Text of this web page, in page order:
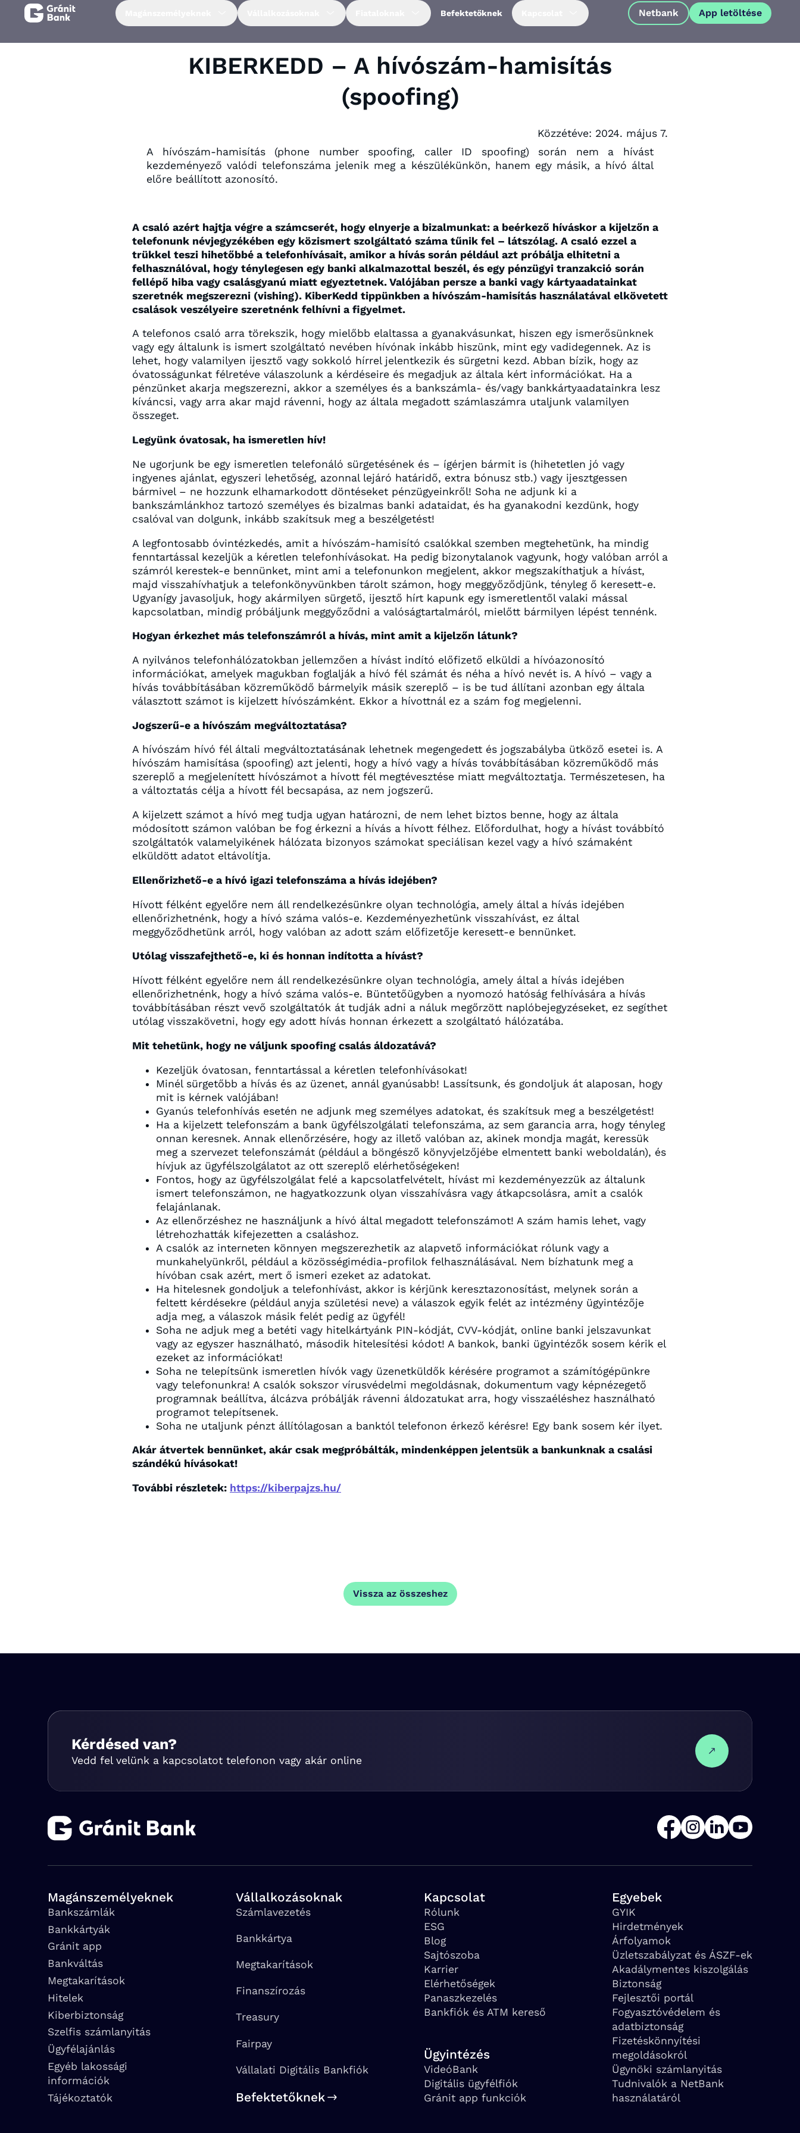
Befektetőknek Netbank App letöltése
Netbank App letöltése
KIBERKEDD – A hívószám-hamisítás
(spoofing)
Közzétéve: 2024. május 7.
A hívószám-hamisítás (phone number spoofing, caller ID spoofing) során nem a hívást
kezdeményező valódi telefonszáma jelenik meg a készülékünkön, hanem egy másik, a hívó által
előre beállított azonosító.
A csaló azért hajtja végre a számcserét, hogy elnyerje a bizalmunkat: a beérkező híváskor a kijelzőn a
telefonunk névjegyzékében egy közismert szolgáltató száma tűnik fel – látszólag. A csaló ezzel a
trükkel teszi hihetőbbé a telefonhívásait, amikor a hívás során például azt próbálja elhitetni a
felhasználóval, hogy ténylegesen egy banki alkalmazottal beszél, és egy pénzügyi tranzakció során
fellépő hiba vagy csalásgyanú miatt egyeztetnek. Valójában persze a banki vagy kártyaadatainkat
szeretnék megszerezni (vishing). KiberKedd tippünkben a hívószám-hamisítás használatával elkövetett
csalások veszélyeire szeretnénk felhívni a figyelmet.
A telefonos csaló arra törekszik, hogy mielőbb elaltassa a gyanakvásunkat, hiszen egy ismerősünknek
vagy egy általunk is ismert szolgáltató nevében hívónak inkább hiszünk, mint egy vadidegennek. Az is
lehet, hogy valamilyen ijesztő vagy sokkoló hírrel jelentkezik és sürgetni kezd. Abban bízik, hogy az
óvatosságunkat félretéve válaszolunk a kérdéseire és megadjuk az általa kért információkat. Ha a
pénzünket akarja megszerezni, akkor a személyes és a bankszámla- és/vagy bankkártyaadatainkra lesz
kíváncsi, vagy arra akar majd rávenni, hogy az általa megadott számlaszámra utaljunk valamilyen
összeget.
Legyünk óvatosak, ha ismeretlen hív!
Ne ugorjunk be egy ismeretlen telefonáló sürgetésének és – ígérjen bármit is (hihetetlen jó vagy
ingyenes ajánlat, egyszeri lehetőség, azonnal lejáró határidő, extra bónusz stb.) vagy ijesztgessen
bármivel – ne hozzunk elhamarkodott döntéseket pénzügyeinkről! Soha ne adjunk ki a
bankszámlánkhoz tartozó személyes és bizalmas banki adataidat, és ha gyanakodni kezdünk, hogy
csalóval van dolgunk, inkább szakítsuk meg a beszélgetést!
A legfontosabb óvintézkedés, amit a hívószám-hamisító csalókkal szemben megtehetünk, ha mindig
fenntartással kezeljük a kéretlen telefonhívásokat. Ha pedig bizonytalanok vagyunk, hogy valóban arról a
számról kerestek-e bennünket, mint ami a telefonunkon megjelent, akkor megszakíthatjuk a hívást,
majd visszahívhatjuk a telefonkönyvünkben tárolt számon, hogy meggyőződjünk, tényleg ő keresett-e.
Ugyanígy javasoljuk, hogy akármilyen sürgető, ijesztő hírt kapunk egy ismeretlentől valaki mással
kapcsolatban, mindig próbáljunk meggyőződni a valóságtartalmáról, mielőtt bármilyen lépést tennénk.
Hogyan érkezhet más telefonszámról a hívás, mint amit a kijelzőn látunk?
A nyilvános telefonhálózatokban jellemzően a hívást indító előfizető elküldi a hívóazonosító
információkat, amelyek magukban foglalják a hívó fél számát és néha a hívó nevét is. A hívó – vagy a
hívás továbbításában közreműködő bármelyik másik szereplő – is be tud állítani azonban egy általa
választott számot is kijelzett hívószámként. Ekkor a hívottnál ez a szám fog megjelenni.
Jogszerű-e a hívószám megváltoztatása?
A hívószám hívó fél általi megváltoztatásának lehetnek megengedett és jogszabályba ütköző esetei is. A
hívószám hamisítása (spoofing) azt jelenti, hogy a hívó vagy a hívás továbbításában közreműködő más
szereplő a megjelenített hívószámot a hívott fél megtévesztése miatt megváltoztatja. Természetesen, ha
a változtatás célja a hívott fél becsapása, az nem jogszerű.
A kijelzett számot a hívó meg tudja ugyan határozni, de nem lehet biztos benne, hogy az általa
módosított számon valóban be fog érkezni a hívás a hívott félhez. Előfordulhat, hogy a hívást továbbító
szolgáltatók valamelyikének hálózata bizonyos számokat speciálisan kezel vagy a hívó számaként
elküldött adatot eltávolítja.
Ellenőrizhető-e a hívó igazi telefonszáma a hívás idejében?
Hívott félként egyelőre nem áll rendelkezésünkre olyan technológia, amely által a hívás idejében
ellenőrizhetnénk, hogy a hívó száma valós-e. Kezdeményezhetünk visszahívást, ez által
meggyőződhetünk arról, hogy valóban az adott szám előfizetője keresett-e bennünket.
Utólag visszafejthető-e, ki és honnan indította a hívást?
Hívott félként egyelőre nem áll rendelkezésünkre olyan technológia, amely által a hívás idejében
ellenőrizhetnénk, hogy a hívó száma valós-e. Büntetőügyben a nyomozó hatóság felhívására a hívás
továbbításában részt vevő szolgáltatók át tudják adni a náluk megőrzött naplóbejegyzéseket, ez segíthet
utólag visszakövetni, hogy egy adott hívás honnan érkezett a szolgáltató hálózatába.
Mit tehetünk, hogy ne váljunk spoofing csalás áldozatává?
Kezeljük óvatosan, fenntartással a kéretlen telefonhívásokat!
Minél sürgetőbb a hívás és az üzenet, annál gyanúsabb! Lassítsunk, és gondoljuk át alaposan, hogy
mit is kérnek valójában!
Gyanús telefonhívás esetén ne adjunk meg személyes adatokat, és szakítsuk meg a beszélgetést!
Ha a kijelzett telefonszám a bank ügyfélszolgálati telefonszáma, az sem garancia arra, hogy tényleg
onnan keresnek. Annak ellenőrzésére, hogy az illető valóban az, akinek mondja magát, keressük
meg a szervezet telefonszámát (például a böngésző könyvjelzőjébe elmentett banki weboldalán), és
hívjuk az ügyfélszolgálatot az ott szereplő elérhetőségeken!
Fontos, hogy az ügyfélszolgálat felé a kapcsolatfelvételt, hívást mi kezdeményezzük az általunk
ismert telefonszámon, ne hagyatkozzunk olyan visszahívásra vagy átkapcsolásra, amit a csalók
felajánlanak.
Az ellenőrzéshez ne használjunk a hívó által megadott telefonszámot! A szám hamis lehet, vagy
létrehozhatták kifejezetten a csaláshoz.
A csalók az interneten könnyen megszerezhetik az alapvető információkat rólunk vagy a
munkahelyünkről, például a közösségimédia-profilok felhasználásával. Nem bízhatunk meg a
hívóban csak azért, mert ő ismeri ezeket az adatokat.
Ha hitelesnek gondoljuk a telefonhívást, akkor is kérjünk keresztazonosítást, melynek során a
feltett kérdésekre (például anyja születési neve) a válaszok egyik felét az intézmény ügyintézője
adja meg, a válaszok másik felét pedig az ügyfél!
Soha ne adjuk meg a betéti vagy hitelkártyánk PIN-kódját, CVV-kódját, online banki jelszavunkat
vagy az egyszer használható, második hitelesítési kódot! A bankok, banki ügyintézők sosem kérik el
ezeket az információkat!
Soha ne telepítsünk ismeretlen hívók vagy üzenetküldők kérésére programot a számítógépünkre
vagy telefonunkra! A csalók sokszor vírusvédelmi megoldásnak, dokumentum vagy képnézegető
programnak beállítva, álcázva próbálják rávenni áldozatukat arra, hogy visszaéléshez használható
programot telepítsenek.
Soha ne utaljunk pénzt állítólagosan a banktól telefonon érkező kérésre! Egy bank sosem kér ilyet.
Akár átvertek bennünket, akár csak megpróbálták, mindenképpen jelentsük a bankunknak a csalási
szándékú hívásokat!
További részletek: https://kiberpajzs.hu/
Vissza az összeshez
Kérdésed van?
Vedd fel velünk a kapcsolatot telefonon vagy akár online
Magánszemélyeknek
Bankszámlák
Bankkártyák
Gránit app
Bankváltás
Megtakarítások
Hitelek
Kiberbiztonság
Szelfis számlanyitás
Ügyfélajánlás
Egyéb lakossági
információk
Tájékoztatók
Vállalkozásoknak
Számlavezetés
Bankkártya
Megtakarítások
Finanszírozás
Treasury
Fairpay
Vállalati Digitális Bankfiók
Befektetőknek
Kapcsolat
Rólunk
ESG
Blog
Sajtószoba
Karrier
Elérhetőségek
Panaszkezelés
Bankfiók és ATM kereső
Ügyintézés
VideóBank
Digitális ügyfélfiók
Gránit app funkciók
Egyebek
GYIK
Hirdetmények
Árfolyamok
Üzletszabályzat és ÁSZF-ek
Akadálymentes kiszolgálás
Biztonság
Fejlesztői portál
Fogyasztóvédelem és
adatbiztonság
Fizetéskönnyítési
megoldásokról
Ügynöki számlanyitás
Tudnivalók a NetBank
használatáról